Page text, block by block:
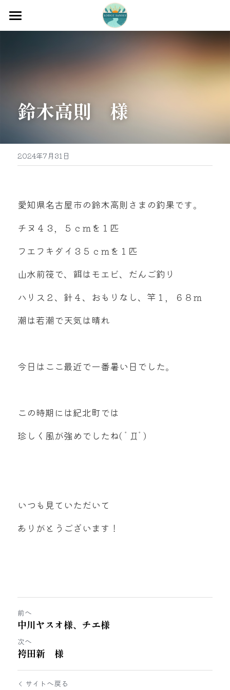
ホーム
牡蠣販売
グッズ販売
お問い合わせ
0597-32-0573
mtok0617love@yahoo.co.jp
お問い合わせ
鈴木高則　様
2024年7月31日
愛知県名古屋市の鈴木高則さまの釣果です。
チヌ４３，５ｃｍを１匹
フエフキダイ３５ｃｍを１匹
山水前筏で、餌はモエビ、だんご釣り
ハリス２、針４、おもりなし、竿１，６８ｍ
潮は若潮で天気は晴れ
今日はここ最近で一番暑い日でした。
この時期には紀北町では
珍しく風が強めでしたね( ﾟДﾟ)
いつも見ていただいて
ありがとうございます！
前へ
中川ヤスオ様、チエ様
次へ
袴田新 様
サイトへ戻る